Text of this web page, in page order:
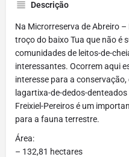
Descrição
Na Microrreserva de Abreiro
troço do baixo Tua que não é
comunidades de leitos-de-
interessantes. Ocorrem aqui
interesse para a
lagartixa-de-dedos-
Freixiel-Pereiros é um
para a fauna terrestre.
Área:
– 132,81 hectares